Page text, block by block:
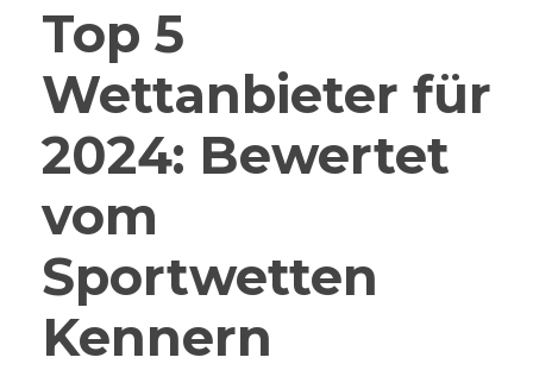
Top 5
Wettanbieter für
2024: Bewertet
vom
Sportwetten
Kennern